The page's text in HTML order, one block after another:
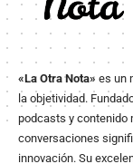
«La Otra Nota» es un
la objetividad.
podcasts y contenido
conversaciones
innovación. Su